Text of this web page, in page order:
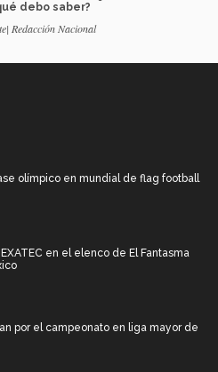
debo saber?
Redacción Nacional
olímpico en mundial de flag football
en el elenco de El Fantasma
por el campeonato en liga mayor de